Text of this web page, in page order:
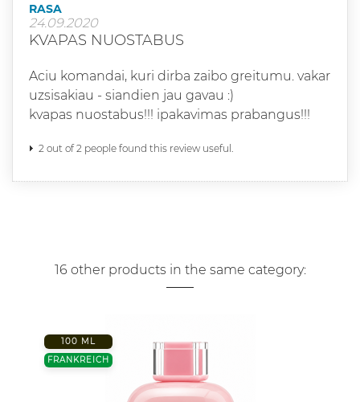
RASA
24.09.2020
KVAPAS NUOSTABUS
Aciu komandai, kuri dirba zaibo greitumu. vakar
uzsisakiau - siandien jau gavau :)
kvapas nuostabus!!! ipakavimas prabangus!!!
2 out of 2 people found this review useful.
16 other products in the same category:
100 ML
FRANKREICH